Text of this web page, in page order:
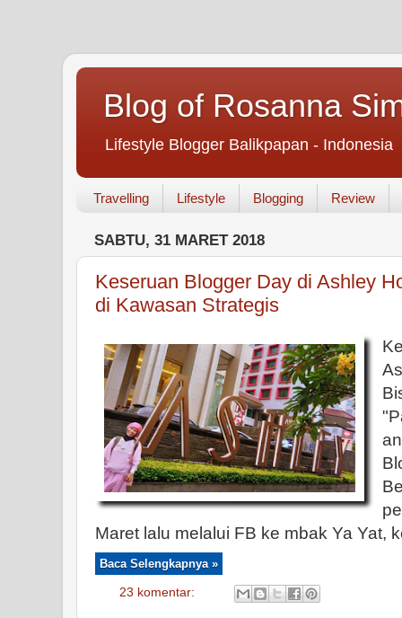
Blog of Rosanna
Lifestyle Blogger Balikpapan - Indonesia
Travelling Lifestyle Blogging Review
SABTU, 31 MARET 2018
Keseruan Blogger Day di Ashley
di Kawasan Strategis
Maret lalu melalui FB ke mbak Ya Yat,
Baca Selengkapnya »
23 komentar: